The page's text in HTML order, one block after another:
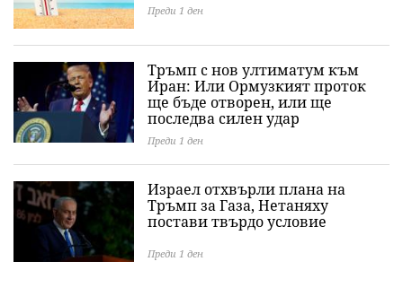
Преди 1 ден
Тръмп с нов ултиматум към
Иран: Или Ормузкият проток
ще бъде отворен, или ще
последва силен удар
Преди 1 ден
Израел отхвърли плана на
Тръмп за Газа, Нетаняху
постави твърдо условие
Преди 1 ден